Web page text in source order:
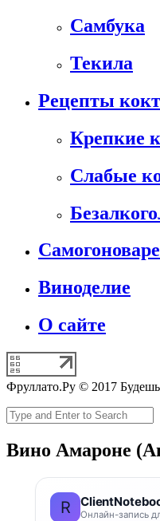
Самбука
Текила
Рецепты
Крепкие
Слабые
Виноделие
О сайте
Фруллато.Ру © 2017 Будешь
Вино Амароне
R Онлайн-запись